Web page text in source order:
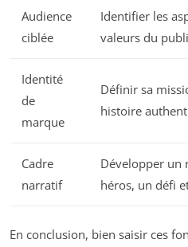
Audience
ciblée
Identifier les
valeurs du
Identité
de
marque
Définir sa
histoire
Cadre
narratif
Développer un
héros, un défi
En conclusion, bien saisir ces